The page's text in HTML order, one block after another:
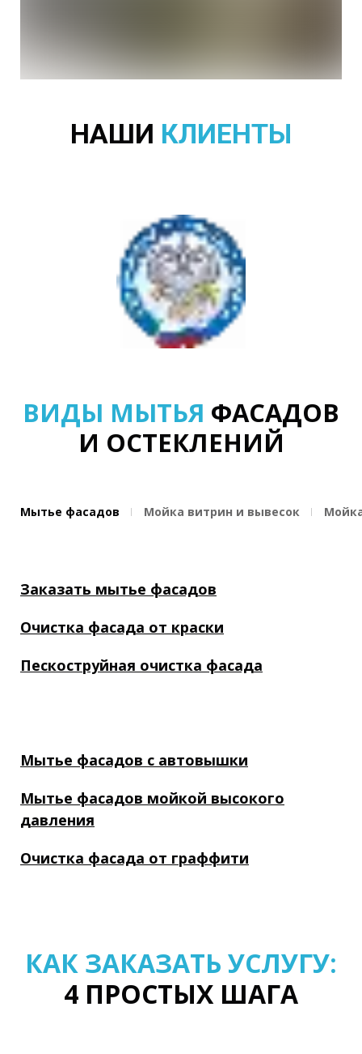
НАШИ КЛИЕНТЫ
ВИДЫ МЫТЬЯ ФАСАДОВ
И ОСТЕКЛЕНИЙ
Мытье фасадов Мойка витрин и вывесок
Заказать мытье фасадов
Очистка фасада от краски
Пескоструйная очистка фасада
Мытье фасадов с автовышки
Мытье фасадов мойкой высокого
давления
Очистка фасада от граффити
КАК ЗАКАЗАТЬ УСЛУГУ:
4 ПРОСТЫХ ШАГА